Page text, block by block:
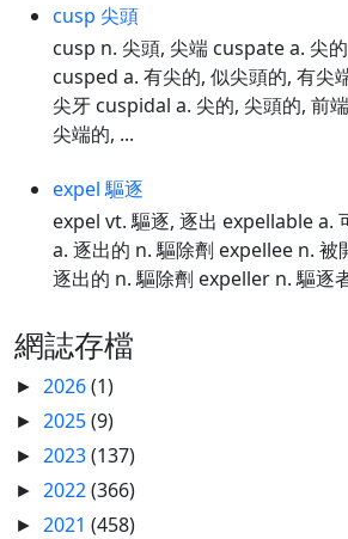
cusp 尖頭
cusp n. 尖頭, 尖端 cuspate a. 尖
cusped a. 有尖的, 似尖頭的, 有尖
尖牙 cuspidal a. 尖的, 尖頭的, 前
尖端的, ...
expel 驅逐
expel vt. 驅逐, 逐出 expellable a.
a. 逐出的 n. 驅除劑 expellee n.
逐出的 n. 驅除劑 expeller n. 驅逐
網誌存檔
► 2026(1)
► 2025(9)
► 2023(137)
► 2022(366)
► 2021 (458)